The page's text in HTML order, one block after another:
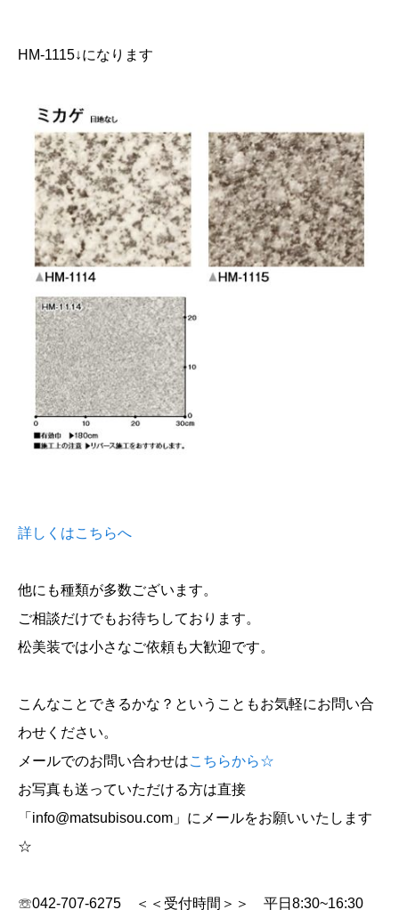
HM-1115↓になります
詳しくはこちらへ
他にも種類が多数ございます。
ご相談だけでもお待ちしております。
松美装では小さなご依頼も大歓迎です。
こんなことできるかな？ということもお気軽にお問い合
わせください。
メールでのお問い合わせはこちらから☆
お写真も送っていただける方は直接
「info@matsubisou.com」にメールをお願いいたします
☆
☏042-707-6275 ＜＜受付時間＞＞ 平日8:30~16:30